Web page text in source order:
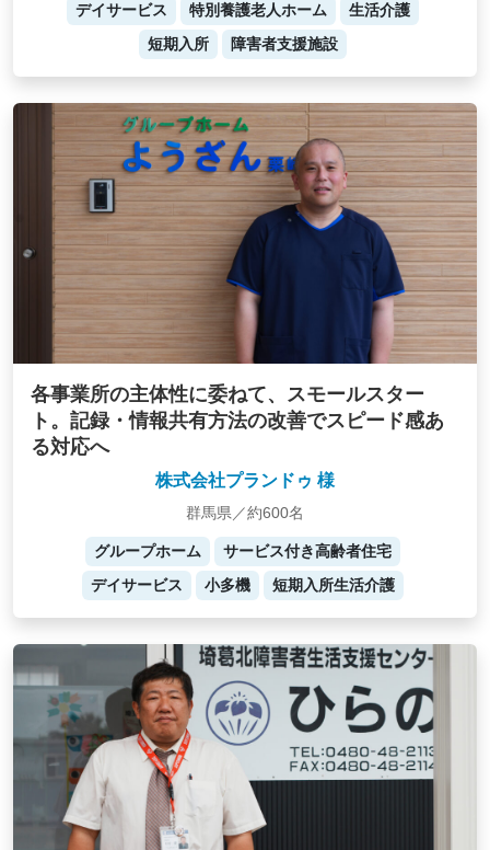
デイサービス 特別養護老人ホーム
生活介護
短期入所
障害者支援施設
各事業所の主体性に委ねて、スモールスター
ト。記録・情報共有方法の改善でスピード感あ
る対応へ
株式会社プランドゥ 様
群馬県／約600名
グループホーム
サービス付き高齢者住宅
デイサービス
小多機 短期入所生活介護